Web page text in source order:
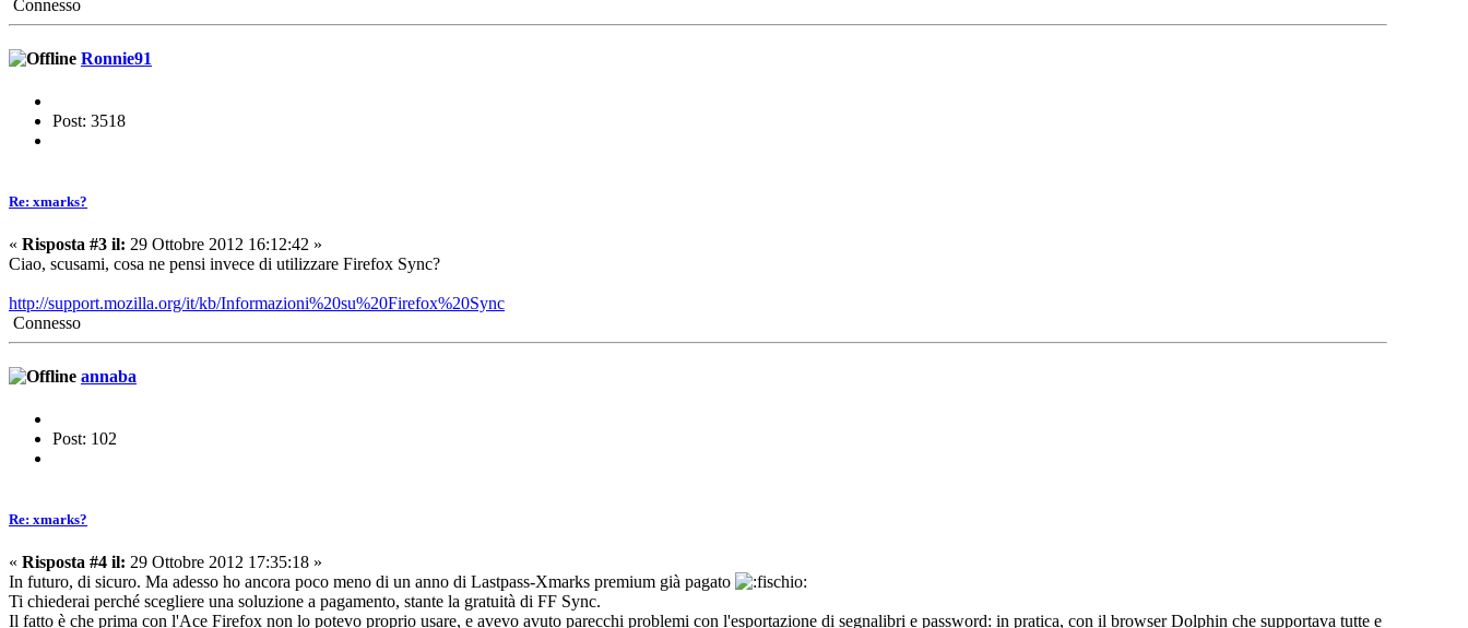
Connesso
Ronnie91
Post: 3518
Re: xmarks?
« Risposta #3 il: 29 Ottobre 2012 16:12:42 »
Ciao, scusami, cosa ne pensi invece di utilizzare Firefox Sync?
http://support.mozilla.org/it/kb/Informazioni%20su%20Firefox%20Sync
Connesso
annaba
Post: 102
Re: xmarks?
« Risposta #4 il: 29 Ottobre 2012 17:35:18 »
In futuro, di sicuro. Ma adesso ho ancora poco meno di un anno di Lastpass-Xmarks premium già pagato
Ti chiederai perché scegliere una soluzione a pagamento, stante la gratuità di FF Sync.
Il fatto è che prima con l'Ace Firefox non lo potevo proprio usare, e avevo avuto parecchi problemi con l'esportazione di segnalibri e password: in pratica, con il browser Dolphin che supportava tutte e